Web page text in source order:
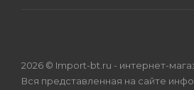
2026 © Import-bt.ru - интернет-
Вся представленная на сайте